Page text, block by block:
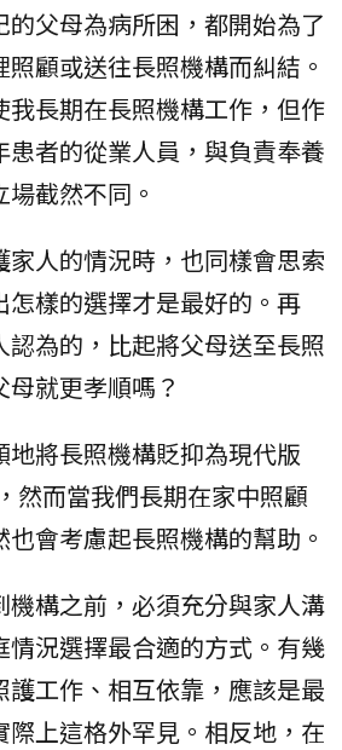
的父母為病所困，都開始為了
顧或送往長照機構而糾結。
我長期在長照機構工作，但作
患者的從業人員，與負責奉養
截然不同。
家人的情況時，也同樣會思索
怎樣的選擇才是最好的。再
認為的，比起將父母送至長照
就更孝順嗎？
地將長照機構貶抑為現代版
，然而當我們長期在家中照顧
會考慮起長照機構的幫助。
機構之前，必須充分與家人溝
情況選擇最合適的方式。有幾
護工作、相互依靠，應該是最
際上這格外罕見。相反地，在